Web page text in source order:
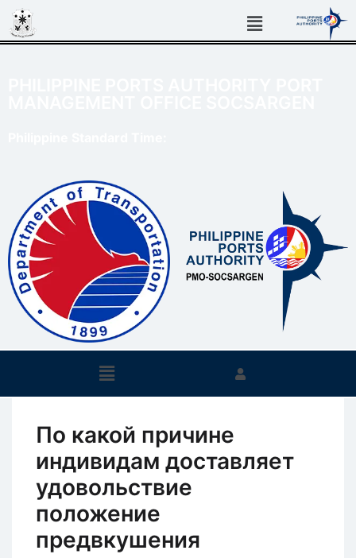
По какой причине
индивидам доставляет
удовольствие
положение
предвкушения